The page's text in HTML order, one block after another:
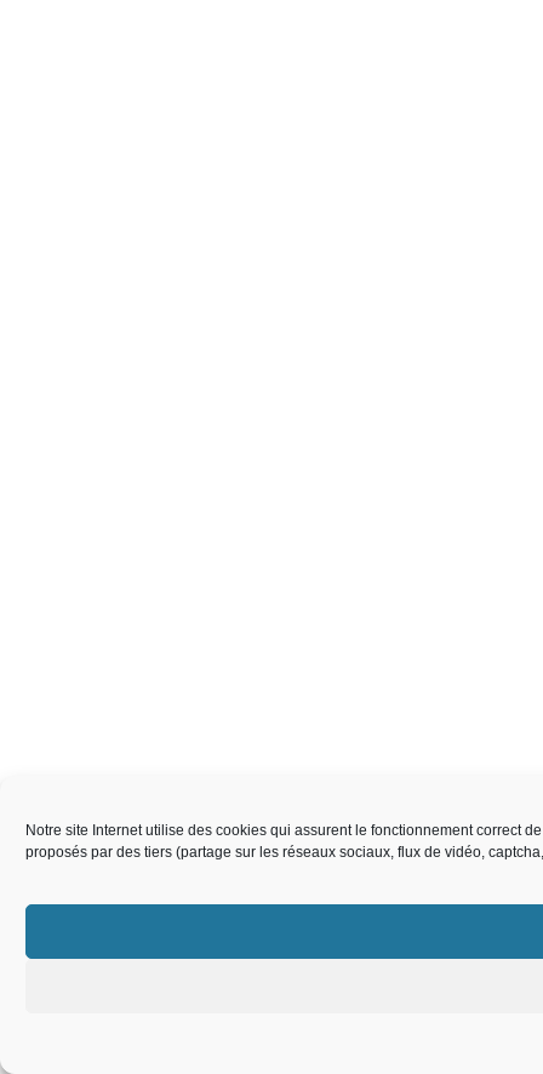
Notre site Internet utilise des cookies qui assurent le fonctionnement correct
proposés par des tiers (partage sur les réseaux sociaux, flux de vidéo,